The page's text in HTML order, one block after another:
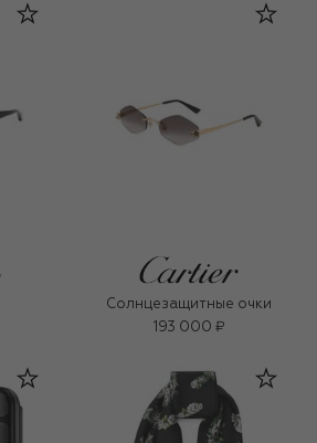
Солнцезащитные очки
193 000 ₽